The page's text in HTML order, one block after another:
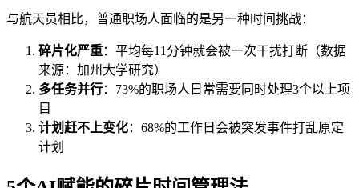
与航天员相比，普通职场人面临的是另一种时间挑战：
碎片化严重：平均每11分钟就会被一次干扰打断（数据
来源：加州大学研究）
多任务并行：73%的职场人日常需要同时处理3个以上项
目
计划赶不上变化：68%的工作日会被突发事件打乱原定
计划